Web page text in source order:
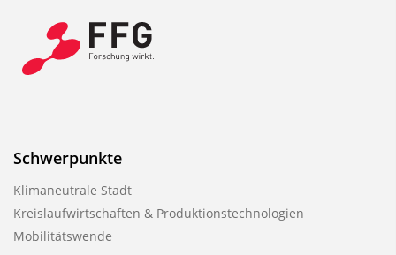
Schwerpunkte
Klimaneutrale Stadt
Kreislaufwirtschaften & Produktionstechnologien
Mobilitätswende